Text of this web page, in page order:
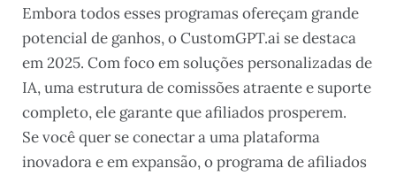
Embora todos esses programas ofereçam grande
potencial de ganhos, o CustomGPT.ai se destaca
em 2025. Com foco em soluções personalizadas de
IA, uma estrutura de comissões atraente e suporte
completo, ele garante que afiliados prosperem.
Se você quer se conectar a uma plataforma
inovadora e em expansão, o programa de afiliados